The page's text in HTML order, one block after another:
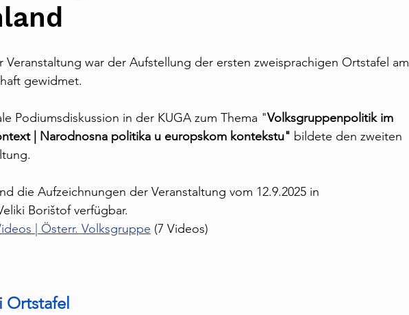
Veranstaltung war der Aufstellung der ersten zweisprachigen Ortstafel am
gewidmet.
Podiumsdiskussion in der KUGA zum Thema "Volksgruppenpolitik im
| Narodnosna politika u europskom kontekstu" bildete den zweiten
die Aufzeichnungen der Veranstaltung vom 12.9.2025 in
Borištof verfügbar.
| Österr. Volksgruppe (7 Videos)
Ortstafel